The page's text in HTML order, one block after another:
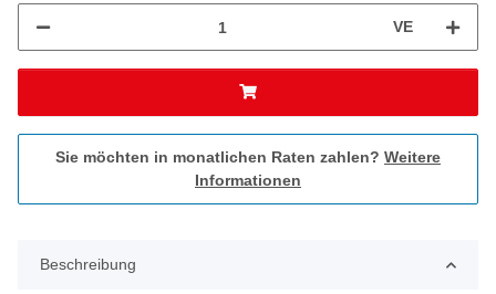
VE
Sie möchten in monatlichen Raten zahlen? Weitere
Informationen
Beschreibung